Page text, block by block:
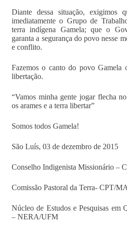
Diante dessa situação, exigimos
imediatamente o Grupo de
terra indígena Gamela; que o
garanta a segurança do povo nesse
e conflito.
Fazemos o canto do povo Gamela
libertação.
“Vamos minha gente jogar flecha
os arames e a terra libertar”
Somos todos Gamela!
São Luís, 03 de dezembro de 2015
Conselho Indigenista Missionário –
Comissão Pastoral da Terra- CPT/MA
Núcleo de Estudos e Pesquisas em
– NERA/UFM